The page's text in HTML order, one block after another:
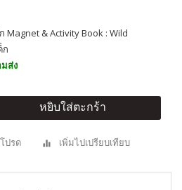
& Activity Book : Wild
ก
ส่ง
หยิบใส่ตะกร้า
ปรด เพิ่มไปเปรียบเทียบ